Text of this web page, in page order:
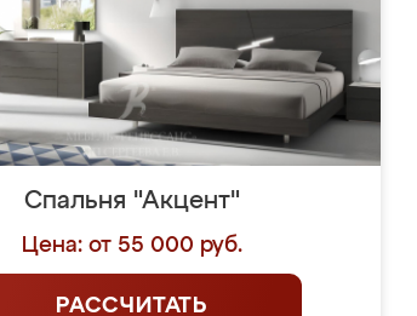
Спальня "Акцент"
Цена: от 55 000 руб.
РАССЧИТАТЬ